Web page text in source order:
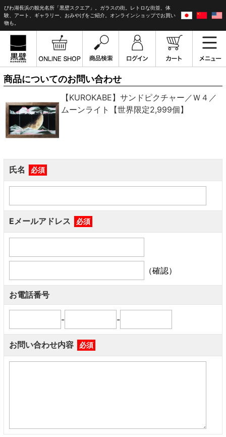
びわ湖長浜の観光名所「黒壁スクエア」。ガラスの街。レトロな街並、体
験、アート、ギャラリー、おみやげをご紹介。オンラインショップでお買い
物も。
商品についてのお問い合わせ
【KUROKABE】サンドピクチャー／Ｗ４／
ムーンライト【世界限定2,999個】
氏名 必須
Eメールアドレス 必須
（確認）
お電話番号
- -
お問い合わせ内容 必須